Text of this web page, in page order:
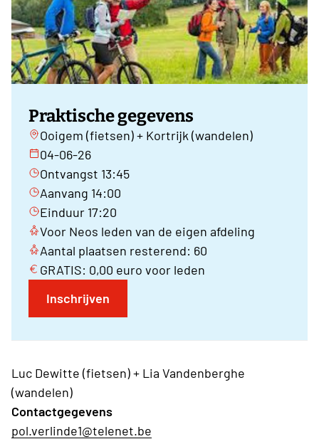
Praktische gegevens
Ooigem (fietsen) + Kortrijk (wandelen)
04-06-26
Ontvangst 13:45
Aanvang 14:00
Einduur 17:20
Voor Neos leden van de eigen afdeling
Aantal plaatsen resterend: 60
GRATIS: 0,00 euro voor leden
Inschrijven
Luc Dewitte (fietsen) + Lia Vandenberghe
(wandelen)
Contactgegevens
pol.verlinde1@telenet.be